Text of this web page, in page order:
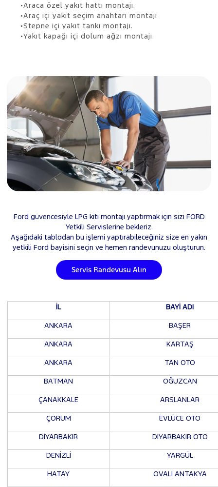
•Araca özel yakıt hattı montajı.
•Araç içi yakıt seçim anahtarı montajı
•Stepne içi yakıt tankı montajı.
•Yakıt kapağı içi dolum ağzı montajı.
Ford güvencesiyle LPG kiti montajı yaptırmak için sizi FORD
Yetkili Servislerine bekleriz.
Aşağıdaki tablodan bu işlemi yaptırabileceğiniz size en yakın
yetkili Ford bayisini seçin ve hemen randevunuzu oluşturun.
Servis Randevusu Alın
İL
BAYİ ADI
ANKARA
BAŞER
ANKARA
KARTAŞ
ANKARA
TAN OTO
BATMAN
OĞUZCAN
ÇANAKKALE
ARSLANLAR
ÇORUM
EVLÜCE OTO
DİYARBAKIR
DİYARBAKIR OTO
DENİZLİ
YARGÜL
HATAY
OVALI ANTAKYA